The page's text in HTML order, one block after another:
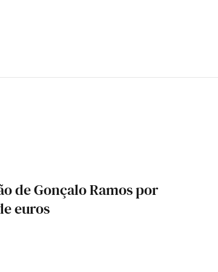
de Gonçalo Ramos por
euros